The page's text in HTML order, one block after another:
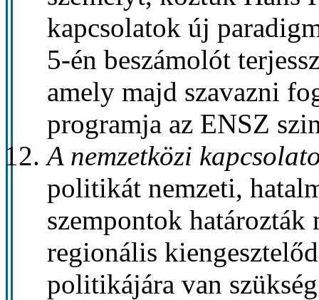
kapcsolatok új
5-én beszámolót
amely majd szavazni
programja az ENSZ
A nemzetközi
politikát nemzeti,
szempontok határozták
regionális
politikájára van